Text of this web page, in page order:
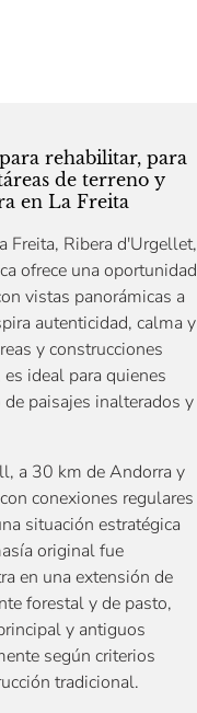
rehabilitar, para
de terreno y
en La Freita
Freita, Ribera d'Urgellet,
ofrece una oportunidad
vistas panorámicas a
autenticidad, calma y
y construcciones
ideal para quienes
paisajes inalterados y
a 30 km de Andorra y
conexiones regulares
situación estratégica
original fue
en una extensión de
forestal y de pasto,
y antiguos
según criterios
tradicional.